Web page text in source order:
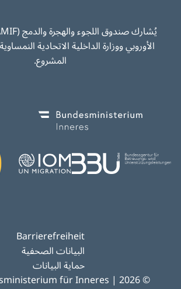
الأوروبي ووزارة الداخلية الاتحادية
المشروع.
Image
Image
Image
© 2026 | BMI Bundesministerium für Inneres
Barrierefreiheit
البيانات الصحفية
حماية البيانات